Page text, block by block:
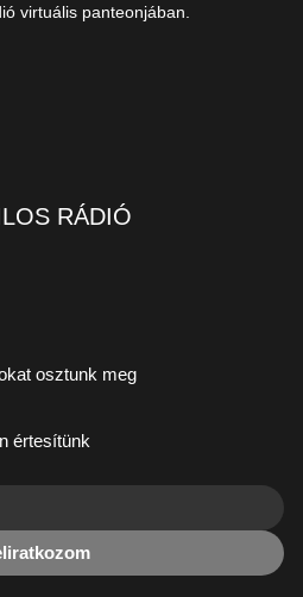
virtuális panteonjában.
RÁDIÓ
osztunk meg
értesítünk